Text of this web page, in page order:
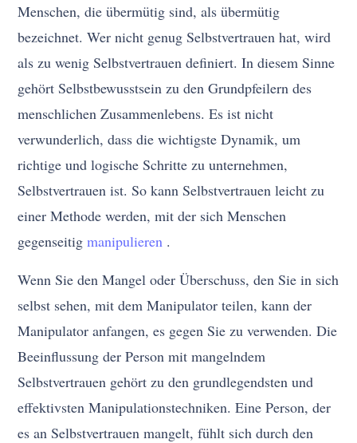
Menschen, die übermütig sind, als übermütig
bezeichnet. Wer nicht genug Selbstvertrauen hat, wird
als zu wenig Selbstvertrauen definiert. In diesem Sinne
gehört Selbstbewusstsein zu den Grundpfeilern des
menschlichen Zusammenlebens. Es ist nicht
verwunderlich, dass die wichtigste Dynamik, um
richtige und logische Schritte zu unternehmen,
Selbstvertrauen ist. So kann Selbstvertrauen leicht zu
einer Methode werden, mit der sich Menschen
gegenseitigmanipulieren .
Wenn Sie den Mangel oder Überschuss, den Sie in sich
selbst sehen, mit dem Manipulator teilen, kann der
Manipulator anfangen, es gegen Sie zu verwenden. Die
Beeinflussung der Person mit mangelndem
Selbstvertrauen gehört zu den grundlegendsten und
effektivsten Manipulationstechniken. Eine Person, der
es an Selbstvertrauen mangelt, fühlt sich durch den